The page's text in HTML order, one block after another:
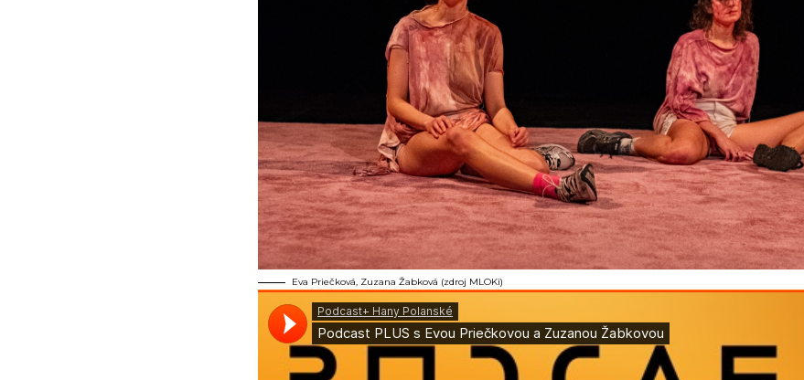
Eva Priečková, Zuzana Žabková (zdroj MLOKi)